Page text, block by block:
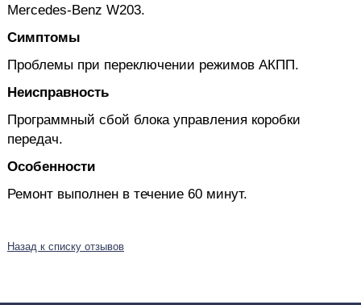
Mercedes-Benz W203.
Симптомы
Проблемы при переключении режимов АКПП.
Неисправность
Программный сбой блока управления коробки
передач.
Особенности
Ремонт выполнен в течение 60 минут.
Назад к списку отзывов